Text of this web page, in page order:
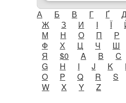
А Б В Г Ґ
Ж
З И І Ї
М
Н О П Р
Ф
Х Ц Ч Ш
Я
$0 A B C
G
H I J K
O
P Q R S
W
X Y Z